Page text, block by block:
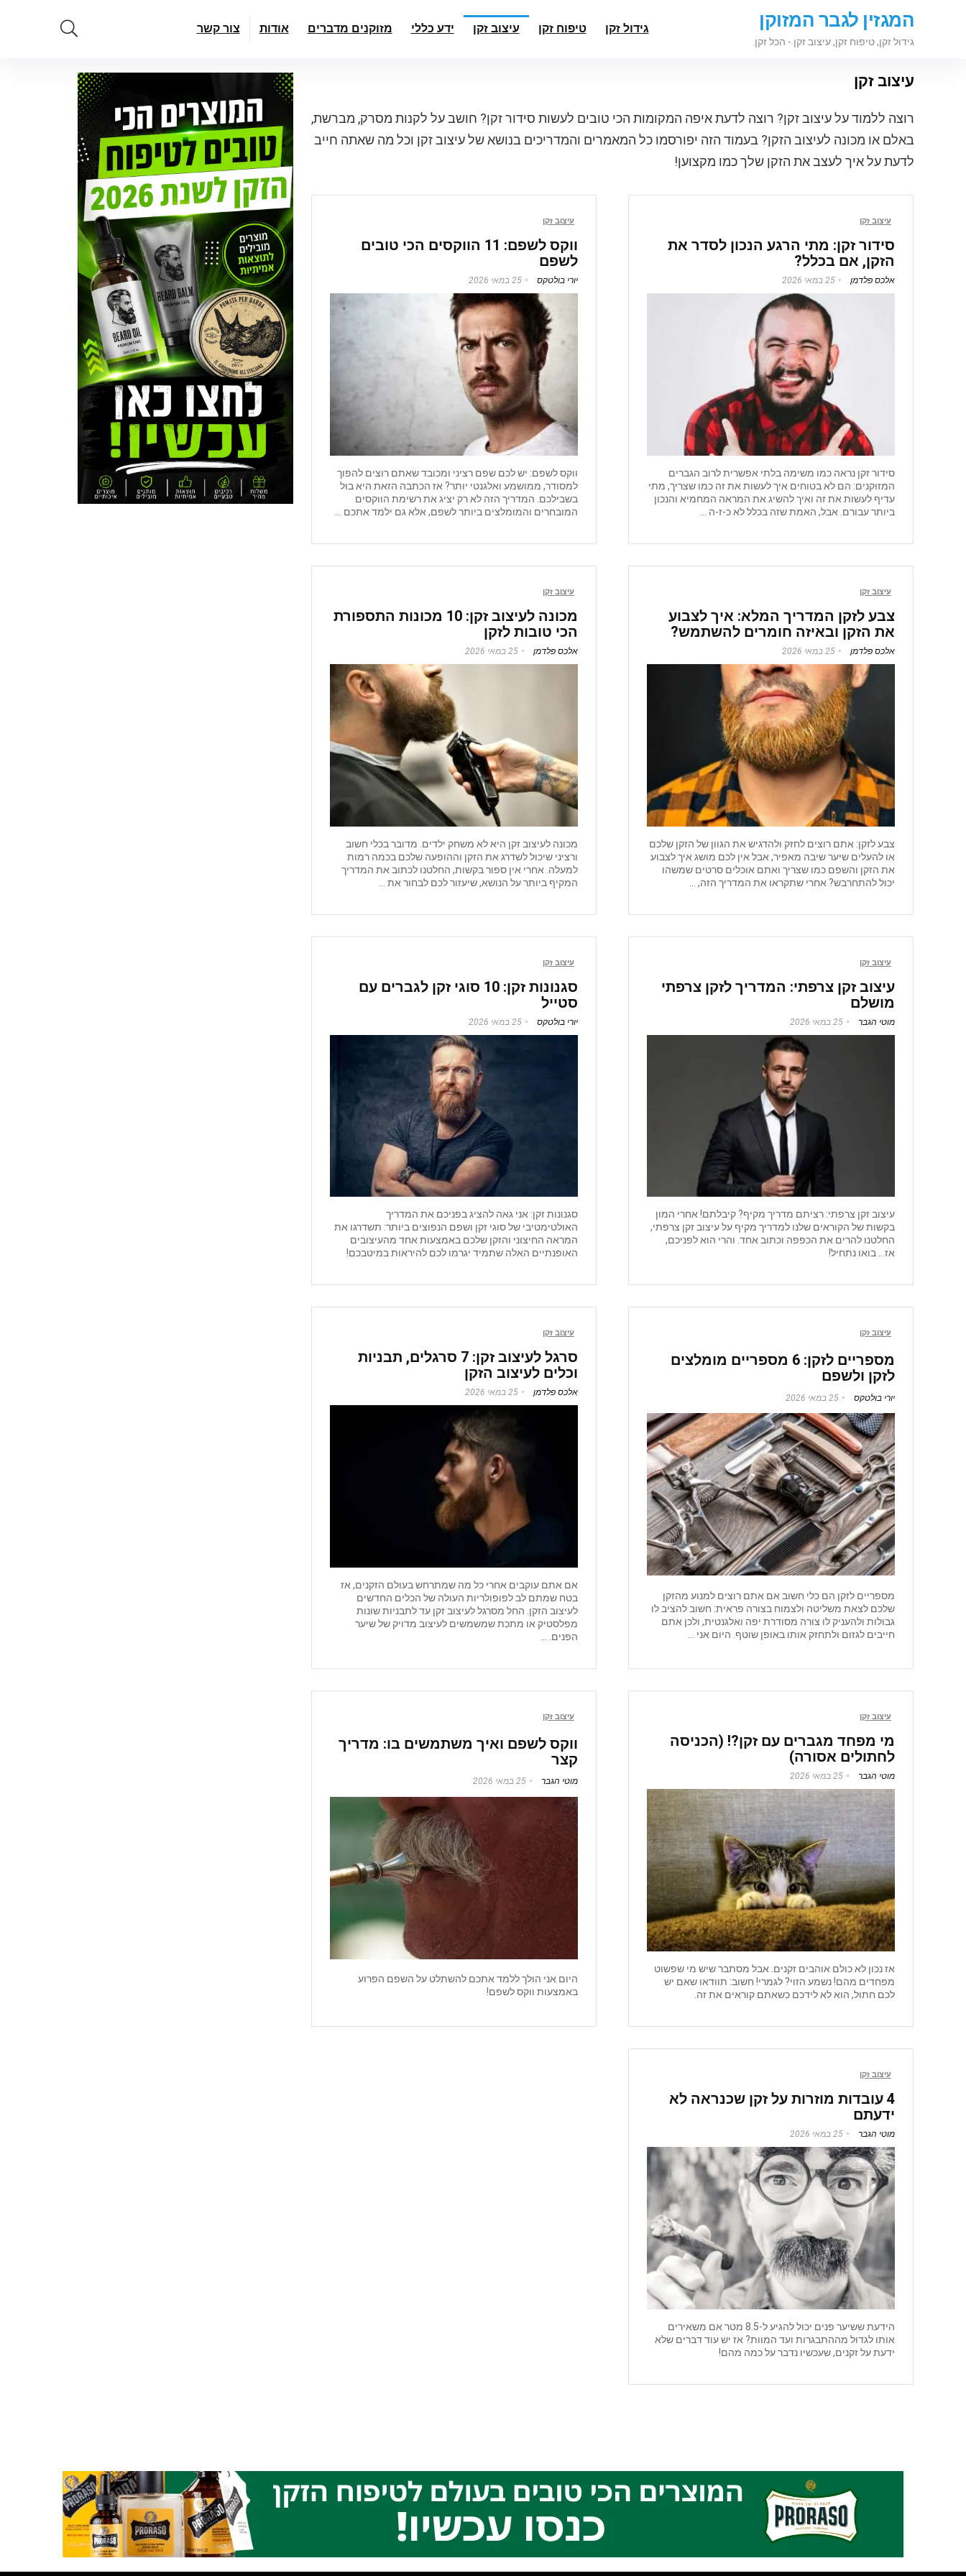
המגזין לגבר המזוקן
גידול זקן, טיפוח זקן, עיצוב זקן - הכל זקן.
גידול זקן טיפוח זקן עיצוב זקן ידע כללי מזוקנים מדברים אודות צור קשר
עיצוב זקן
רוצה ללמוד על עיצוב זקן? רוצה לדעת איפה המקומות הכי טובים לעשות סידור זקן? חושב על לקנות מסרק, מברשת,
באלם או מכונה לעיצוב הזקן? בעמוד הזה יפורסמו כל המאמרים והמדריכים בנושא של עיצוב זקן וכל מה שאתה חייב
לדעת על איך לעצב את הזקן שלך כמו מקצוען!
עיצוב זקן
סידור זקן: מתי הרגע הנכון לסדר את
הזקן, אם בכלל?
אלכס פלדמן 25 במאי 2026
סידור זקן נראה כמו משימה בלתי אפשרית לרוב הגברים
המזוקנים: הם לא בטוחים איך לעשות את זה כמו שצריך, מתי
עדיף לעשות את זה ואיך להשיג את המראה המחמיא והנכון
ביותר עבורם. אבל, האמת שזה בכלל לא כ-ז-ה ...
עיצוב זקן
ווקס לשפם: 11 הווקסים הכי טובים
לשפם
יורי בולטקס 25 במאי 2026
ווקס לשפם: יש לכם שפם רציני ומכובד שאתם רוצים להפוך
למסודר, ממושמע ואלגנטי יותר? אז הכתבה הזאת היא בול
בשבילכם. המדריך הזה לא רק יציג את רשימת הווקסים
המובחרים והמומלצים ביותר לשפם, אלא גם ילמד אתכם ...
עיצוב זקן
צבע לזקן המדריך המלא: איך לצבוע
את הזקן ובאיזה חומרים להשתמש?
אלכס פלדמן 25 במאי 2026
צבע לזקן: אתם רוצים לחזק ולהדגיש את הגוון של הזקן שלכם
או להעלים שיער שיבה מאפיר, אבל אין לכם מושג איך לצבוע
את הזקן והשפם כמו שצריך ואתם אוכלים סרטים שמשהו
יכול להתחרבש? אחרי שתקראו את המדריך הזה, ...
עיצוב זקן
מכונה לעיצוב זקן: 10 מכונות התספורת
הכי טובות לזקן
אלכס פלדמן 25 במאי 2026
מכונה לעיצוב זקן היא לא משחק ילדים. מדובר בכלי חשוב
ורציני שיכול לשדרג את הזקן וההופעה שלכם בכמה רמות
למעלה. אחרי אין ספור בקשות, החלטנו לכתוב את המדריך
המקיף ביותר על הנושא, שיעזור לכם לבחור את ...
עיצוב זקן
עיצוב זקן צרפתי: המדריך לזקן צרפתי
מושלם
מוטי הגבר 25 במאי 2026
עיצוב זקן צרפתי: רציתם מדריך מקיף? קיבלתם! אחרי המון
בקשות של הקוראים שלנו למדריך מקיף על עיצוב זקן צרפתי,
החלטנו להרים את הכפפה וכתוב אחד. והרי הוא לפניכם,
אז… בואו נתחיל!
עיצוב זקן
סגנונות זקן: 10 סוגי זקן לגברים עם
סטייל
יורי בולטקס 25 במאי 2026
סגנונות זקן: אני גאה להציג בפניכם את המדריך
האולטימטיבי של סוגי זקן ושפם הנפוצים ביותר: תשדרגו את
המראה החיצוני והזקן שלכם באמצעות אחד מהעיצובים
האופנתיים האלה שתמיד יגרמו לכם להיראות במיטבכם!
עיצוב זקן
מספריים לזקן: 6 מספריים מומלצים
לזקן ולשפם
יורי בולטקס 25 במאי 2026
מספריים לזקן הם כלי חשוב אם אתם רוצים למנוע מהזקן
שלכם לצאת משליטה ולצמוח בצורה פראית: חשוב להציב לו
גבולות ולהעניק לו צורה מסודרת יפה ואלגנטית, ולכן אתם
חייבים לגזום ולתחזק אותו באופן שוטף. היום אני ...
עיצוב זקן
סרגל לעיצוב זקן: 7 סרגלים, תבניות
וכלים לעיצוב הזקן
אלכס פלדמן 25 במאי 2026
אם אתם עוקבים אחרי כל מה שמתרחש בעולם הזקנים, אז
בטח שמתם לב לפופולריות העולה של הכלים החדשים
לעיצוב הזקן. החל מסרגל לעיצוב זקן עד לתבניות שונות
מפלסטיק או מתכת שמשמשים לעיצוב מדויק של שיער
הפנים. ...
עיצוב זקן
מי מפחד מגברים עם זקן?! (הכניסה
לחתולים אסורה)
מוטי הגבר 25 במאי 2026
אז נכון לא כולם אוהבים זקנים. אבל מסתבר שיש מי שפשוט
מפחדים מהם! נשמע הזוי? לגמרי! חשוב: תוודאו שאם יש
לכם חתול, הוא לא לידכם כשאתם קוראים את זה.
עיצוב זקן
ווקס לשפם ואיך משתמשים בו: מדריך
קצר
מוטי הגבר 25 במאי 2026
היום אני הולך ללמד אתכם להשתלט על השפם הפרוע
באמצעות ווקס לשפם!
עיצוב זקן
4 עובדות מוזרות על זקן שכנראה לא
ידעתם
מוטי הגבר 25 במאי 2026
הידעת ששיער פנים יכול להגיע ל-8.5 מטר אם משאירים
אותו לגדול מההתבגרות ועד המוות? אז יש עוד דברים שלא
ידעת על זקנים, שעכשיו נדבר על כמה מהם!